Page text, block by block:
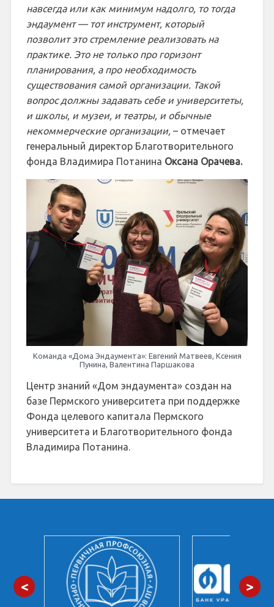
навсегда или как минимум надолго, то тогда
эндаумент — тот инструмент, который
позволит это стремление реализовать на
практике. Это не только про горизонт
планирования, а про необходимость
существования самой организации. Такой
вопрос должны задавать себе и университеты,
и школы, и музеи, и театры, и обычные
некоммерческие организации,– отмечает
генеральный директор Благотворительного
фонда Владимира Потанина Оксана Орачева.
Команда «Дома Эндаумента»: Евгений Матвеев, Ксения
Пунина, Валентина Паршакова
Центр знаний «Дом эндаумента» создан на
базе Пермского университета при поддержке
Фонда целевого капитала Пермского
университета и Благотворительного фонда
Владимира Потанина.
< >